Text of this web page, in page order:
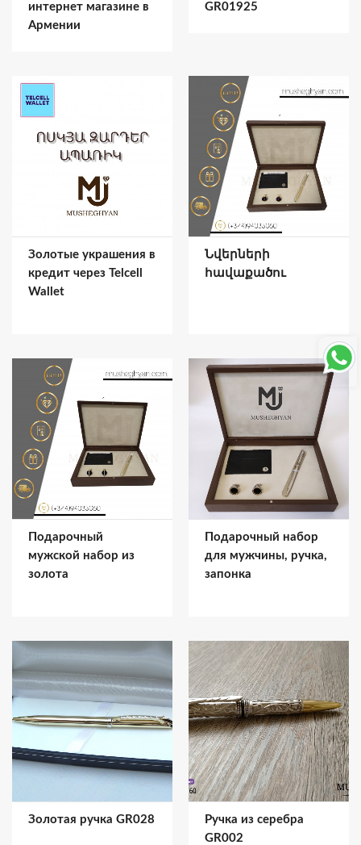
интернет магазине в
Армении
GR01925
Золотые украшения в
кредит через Telcell
Wallet
Նվերների
հավաքածու
Подарочный
мужской набор из
золота
Подарочный набор
для мужчины, ручка,
запонка
Золотая ручка GR028
Ручка из серебра
GR002